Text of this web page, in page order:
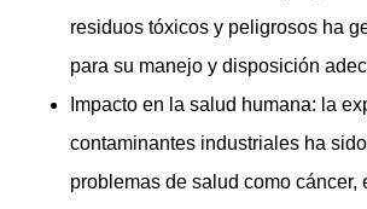
residuos tóxicos y peligrosos ha
para su manejo y disposición
Impacto en la salud humana: la
contaminantes industriales ha
problemas de salud como cáncer,